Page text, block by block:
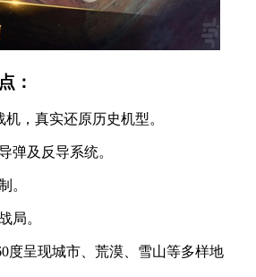
：
，真实还原历史机型。
弹及反导系统。
。
局。
度呈现城市、荒漠、雪山等多样地